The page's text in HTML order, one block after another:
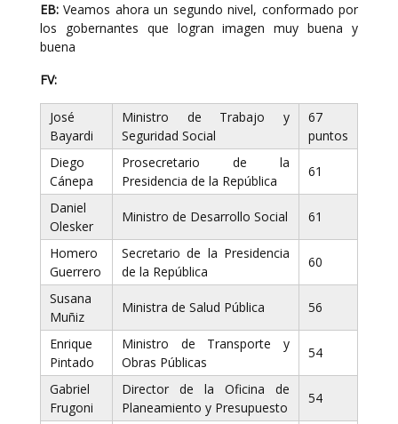
EB: Veamos ahora un segundo nivel, conformado por
los gobernantes que logran imagen muy buena y
buena
FV:
José
Bayardi
Ministro de Trabajo y
Seguridad Social
67
puntos
Diego
Cánepa
Prosecretario de la
Presidencia de la República
61
Daniel
Olesker
Ministro de Desarrollo Social 61
Homero
Guerrero
Secretario de la Presidencia
de la República
60
Susana
Muñiz
Ministra de Salud Pública 56
Enrique
Pintado
Ministro de Transporte y
Obras Públicas
54
Gabriel
Frugoni
Director de la Oficina de
Planeamiento y Presupuesto
54